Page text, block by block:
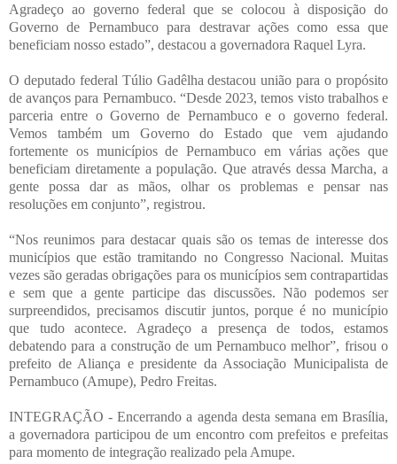
Agradeço ao governo federal que se colocou à disposição do
Governo de Pernambuco para destravar ações como essa que
beneficiam nosso estado”, destacou a governadora Raquel Lyra.
O deputado federal Túlio Gadêlha destacou união para o propósito
de avanços para Pernambuco. “Desde 2023, temos visto trabalhos e
parceria entre o Governo de Pernambuco e o governo federal.
Vemos também um Governo do Estado que vem ajudando
fortemente os municípios de Pernambuco em várias ações que
beneficiam diretamente a população. Que através dessa Marcha, a
gente possa dar as mãos, olhar os problemas e pensar nas
resoluções em conjunto”, registrou.
“Nos reunimos para destacar quais são os temas de interesse dos
municípios que estão tramitando no Congresso Nacional. Muitas
vezes são geradas obrigações para os municípios sem contrapartidas
e sem que a gente participe das discussões. Não podemos ser
surpreendidos, precisamos discutir juntos, porque é no município
que tudo acontece. Agradeço a presença de todos, estamos
debatendo para a construção de um Pernambuco melhor”, frisou o
prefeito de Aliança e presidente da Associação Municipalista de
Pernambuco (Amupe), Pedro Freitas.
INTEGRAÇÃO - Encerrando a agenda desta semana em Brasília,
a governadora participou de um encontro com prefeitos e prefeitas
para momento de integração realizado pela Amupe.